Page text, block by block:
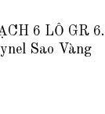
6 LỖ GR
Sao Vàng